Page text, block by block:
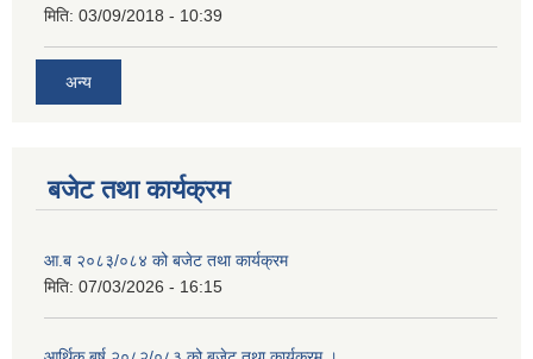
मिति: 03/09/2018 - 10:39
अन्य
बजेट तथा कार्यक्रम
आ.ब २०८३/०८४ को बजेट तथा कार्यक्रम
मिति: 07/03/2026 - 16:15